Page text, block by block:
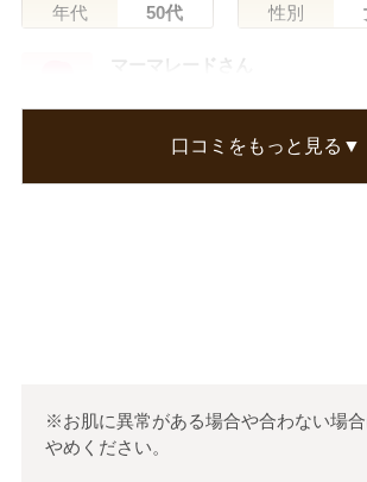
年代 50代 性別
マーマレードさん
浸透感は感じています。
口コミをもっと見る▼
※お肌に異常がある場合や合わない場
やめください。